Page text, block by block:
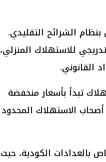
الشرائح التقليدي.
للاستهلاك المنزلي،
القانوني.
تبدأ بأسعار منخفضة
أصحاب الاستهلاك المحدود
بالعدادات الكودية، حيث